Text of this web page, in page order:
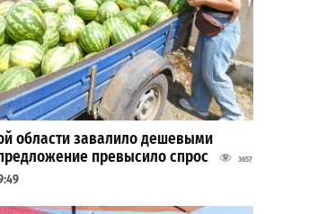
области завалило дешевыми
превысило спрос
3657